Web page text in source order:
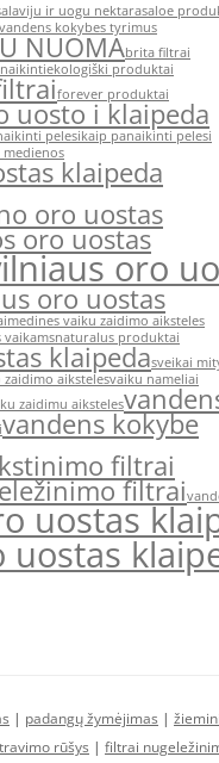
alaviju ir uogu nektarasaloe
kokybes tyrimus
NUOMAbrita filtrai
ekologiški produktai
forever produktai
uosto i klaipeda
pelesikaip panaikinti pelesi
klaipeda
oro uostas
oro uostas
oro
oro uostas
medines vaiku zaidimo aiksteles
vaikamsnaturalus produktai
klaipedasveikai
aikstelesvaiku nameliai
zaidimu aiksteles
vandens kokybe
filtrai
filtrai
uostas
uostas
| padangų žymėjimas |
rūšys | filtrai